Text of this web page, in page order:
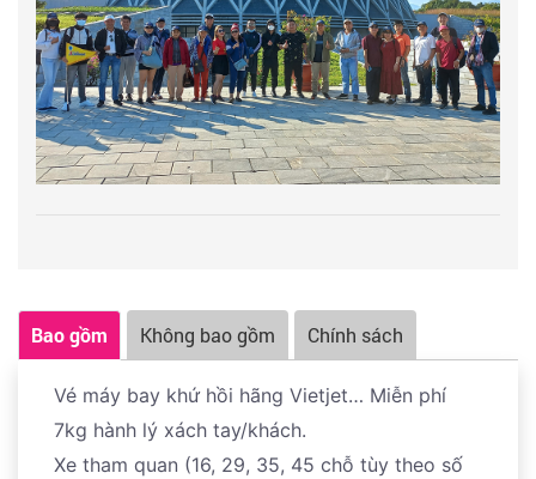
Bao gồm Không bao gồm Chính sách
Vé máy bay khứ hồi hãng Vietjet… Miễn phí
7kg hành lý xách tay/khách.
Xe tham quan (16, 29, 35, 45 chỗ tùy theo số